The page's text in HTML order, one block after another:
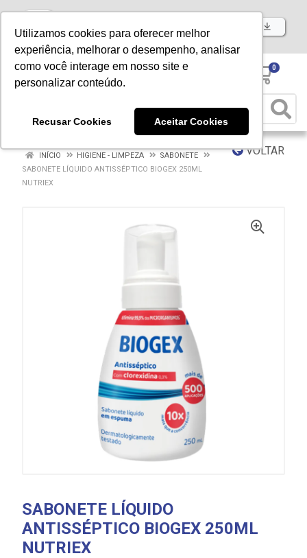
Utilizamos cookies para oferecer melhor
experiência, melhorar o desempenho, analisar
como você interage em nosso site e
personalizar conteúdo.
Recusar Cookies Aceitar Cookies
Baixe já nosso APP
0
VOLTAR
INÍCIO HIGIENE - LIMPEZA
SABONETE
SABONETE LÍQUIDO ANTISSÉPTICO BIOGEX 250ML
NUTRIEX
SABONETE LÍQUIDO
ANTISSÉPTICO BIOGEX 250ML
NUTRIEX